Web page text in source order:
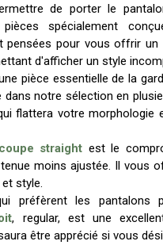
de porter le
spécialement
pensées pour vous offrir
d'afficher un style
pièce essentielle de la
dans notre sélection en
flattera votre morphologie
straight est le
moins ajustée. Il vous
style.
préfèrent les pantalons
, regular, est une
être apprécié si vous